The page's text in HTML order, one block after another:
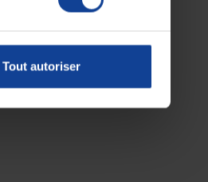
Tout autoriser